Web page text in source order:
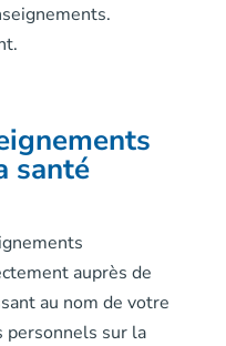
santé
auprès de
au nom de votre
personnels sur la